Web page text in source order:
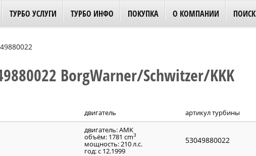
ТУРБО УСЛУГИ ТУРБО ИНФО ПОКУПКА О КОМПАНИИ ПОИСК
BorgWarner/Schwitzer/KKK
двигатель артикул турбины
двигатель: AMK
объём: 1781 cm3
мощность: 210 л.с.
год: с 12.1999
53049880022